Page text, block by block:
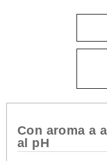
Con aroma a
al pH